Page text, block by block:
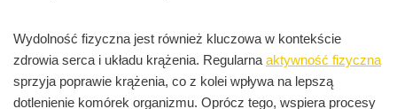
Wydolność fizyczna jest również kluczowa w kontekście
zdrowia serca i układu krążenia. Regularna aktywność fizyczna
sprzyja poprawie krążenia, co z kolei wpływa na lepszą
dotlenienie komórek organizmu. Oprócz tego, wspiera procesy